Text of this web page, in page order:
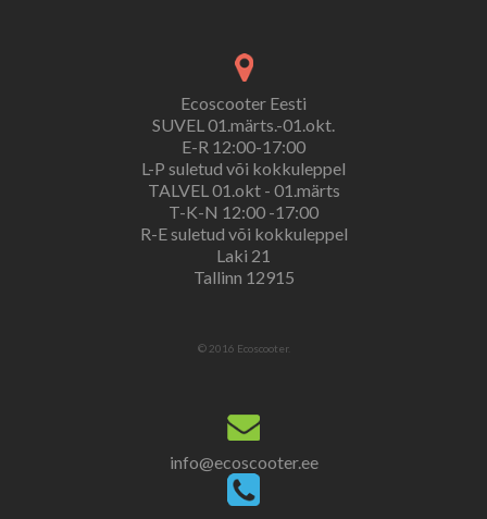
Ecoscooter Eesti
SUVEL 01.märts.-01.okt.
E-R 12:00-17:00
L-P suletud või kokkuleppel
TALVEL 01.okt - 01.märts
T-K-N 12:00 -17:00
R-E suletud või kokkuleppel
Laki 21
Tallinn 12915
© 2016 Ecoscooter.
info@ecoscooter.ee